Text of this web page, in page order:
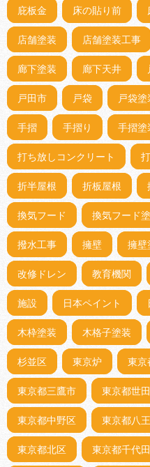
庇板金 床の貼り前
店舗塗装 店舗塗装工事
廊下塗装 廊下天井
戸田市 戸袋 戸袋塗
手摺 手摺り 手摺塗
打ち放しコンクリート
折半屋根 折板屋根
換気フード 換気フード
撥水工事 擁壁 擁壁
改修ドレン 教育機関
施設 日本ペイント
木枠塗装 木格子塗装
杉並区 東京炉 東京
東京都三鷹市 東京都世
東京都中野区 東京都八
東京都北区 東京都千代